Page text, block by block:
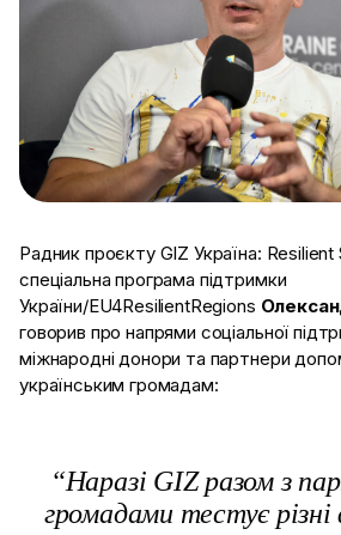
Радник проєкту GIZ Україна:
спеціальна програма підтримки
України/EU4ResilientRegions
говорив про напрями соціальної
міжнародні донори та партнери
українським громадам:
“Наразі GIZ разом з
громадами тестує